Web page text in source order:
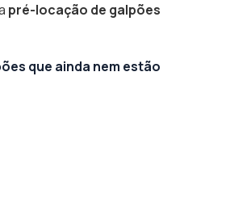
pré-locação de galpões
que ainda nem estão